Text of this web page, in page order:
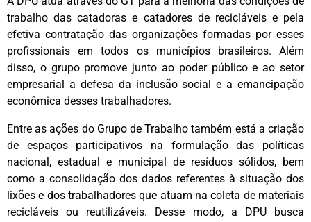
trabalho das catadoras e catadores de recicláveis e pela
efetiva contratação das organizações formadas por esses
profissionais em todos os municípios brasileiros. Além
disso, o grupo promove junto ao poder público e ao setor
empresarial a defesa da inclusão social e a emancipação
econômica desses trabalhadores.
Entre as ações do Grupo de Trabalho também está a criação
de espaços participativos na formulação das políticas
nacional, estadual e municipal de resíduos sólidos, bem
como a consolidação dos dados referentes à situação dos
lixões e dos trabalhadores que atuam na coleta de materiais
recicláveis ou reutilizáveis. Desse modo, a DPU busca